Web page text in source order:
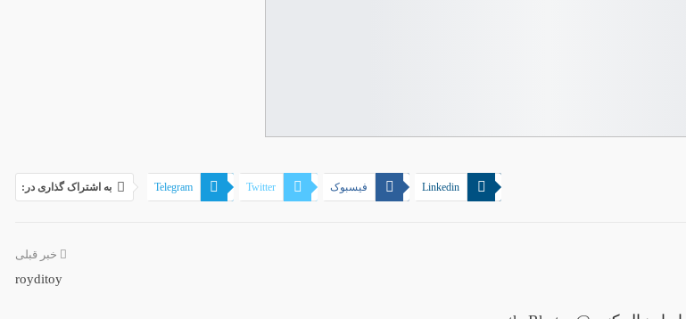
به اشتراک گذاری در: Telegram Twitter فیسبوک Linkedin
خبر قبلی
royditoy